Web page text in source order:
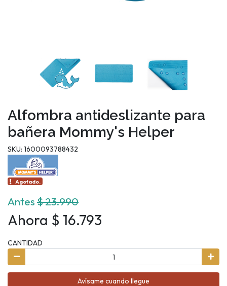
Alfombra antideslizante para
bañera Mommy's Helper
SKU: 1600093788432
Agotado.
Antes$ 23.990
Ahora $ 16.793
CANTIDAD
Avísame cuando llegue